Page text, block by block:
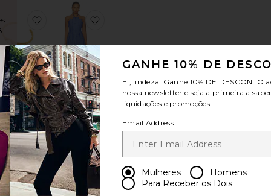
LINHO COM ALÇAS E AMARRAÇÃO HIDEAWAY
Mini Dress
Lux Cuff
BRACHA
$37
favoritoLux Cuff
Lenny Dress
AZULU
$450
NOVIDADES
GANHE 10% DE
Ei, lindeza! Ganhe 10% DE DESCONTO
nossa newsletter e seja a primeira a
liquidações e promoções!
Email Address
Mulheres
Homens
Para Receber os Dois